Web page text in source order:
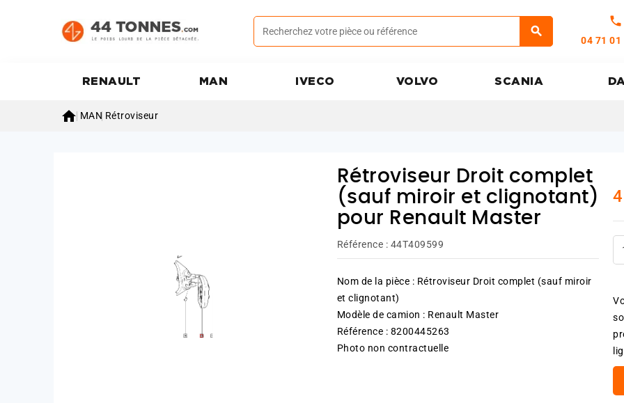
call
04 71 01
RENAULT MAN IVECO VOLVO SCANIA
 MAN Rétroviseur
Rétroviseur Droit complet
(sauf miroir et clignotant)
pour Renault Master
Référence : 44T409599
Nom de la pièce : Rétroviseur Droit complet (sauf miroir
et clignotant)
Modèle de camion : Renault Master
Référence : 8200445263
Photo non contractuelle